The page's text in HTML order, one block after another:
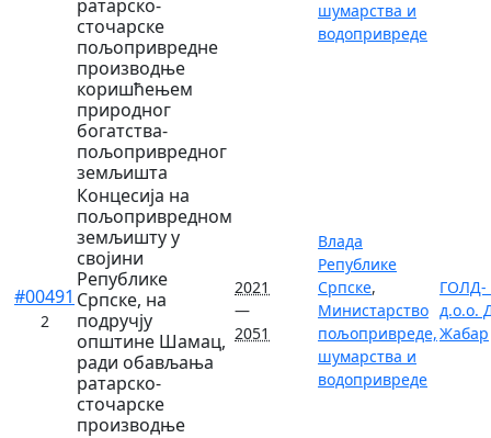
ратарско-
сточарске
пољопривредне
производње
коришћењем
природног
богатства-
пољопривредног
земљишта
шумарства и
водопривреде
#00491
2
Концесија на
пољопривредном
земљишту у
својини
Републике
Српске, на
подручју
општине Шамац,
ради обављања
ратарско-
сточарске
производње
2021
—
2051
Влада
Републике
Српске,
Министарство
пољопривреде,
шумарства и
водопривреде
д.о.о.
Жабар